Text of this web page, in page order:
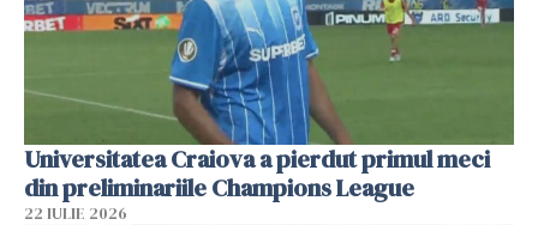
Universitatea Craiova a pierdut primul meci
din preliminariile Champions League
22 IULIE 2026